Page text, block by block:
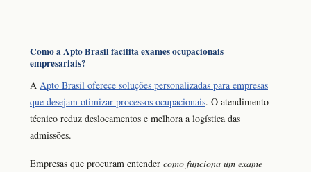
Como a Apto Brasil facilita exames ocupacionais
empresariais?
A Apto Brasil oferece soluções personalizadas para empresas
que desejam otimizar processos ocupacionais. O atendimento
técnico reduz deslocamentos e melhora a logística das
admissões.
Empresas que procuram entender como funciona um exame